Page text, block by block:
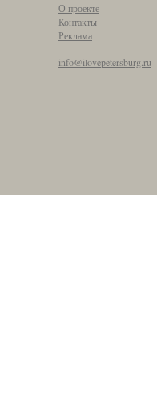
О проекте
Контакты
Реклама
info@ilovepetersburg.ru